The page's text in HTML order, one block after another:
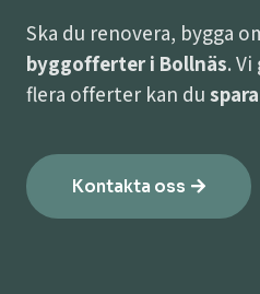
Ska du renovera, bygga
byggofferter i Bollnäs.
flera offerter kan du
Kontakta oss